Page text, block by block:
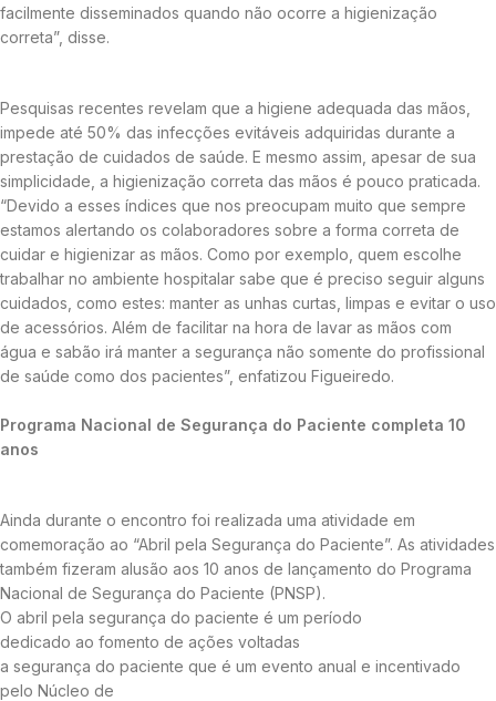
facilmente disseminados quando não ocorre a higienização
correta”, disse.
Pesquisas recentes revelam que a higiene adequada das mãos,
impede até 50% das infecções evitáveis adquiridas durante a
prestação de cuidados de saúde. E mesmo assim, apesar de sua
simplicidade, a higienização correta das mãos é pouco praticada.
“Devido a esses índices que nos preocupam muito que sempre
estamos alertando os colaboradores sobre a forma correta de
cuidar e higienizar as mãos. Como por exemplo, quem escolhe
trabalhar no ambiente hospitalar sabe que é preciso seguir alguns
cuidados, como estes: manter as unhas curtas, limpas e evitar o uso
de acessórios. Além de facilitar na hora de lavar as mãos com
água e sabão irá manter a segurança não somente do profissional
de saúde como dos pacientes”, enfatizou Figueiredo.
Programa Nacional de Segurança do Paciente completa 10
anos
Ainda durante o encontro foi realizada uma atividade em
comemoração ao “Abril pela Segurança do Paciente”. As atividades
também fizeram alusão aos 10 anos de lançamento do Programa
Nacional de Segurança do Paciente (PNSP).
O abril pela segurança do paciente é um período
dedicado ao fomento de ações voltadas
a segurança do paciente que é um evento anual e incentivado
pelo Núcleo de